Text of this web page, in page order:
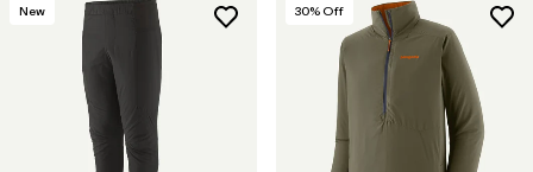
New 30% Off